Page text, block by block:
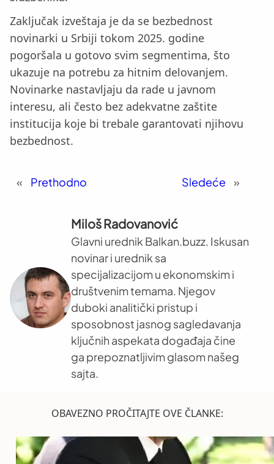
Zaključak izveštaja je da se bezbednost
novinarki u Srbiji tokom 2025. godine
pogoršala u gotovo svim segmentima, što
ukazuje na potrebu za hitnim delovanjem.
Novinarke nastavljaju da rade u javnom
interesu, ali često bez adekvatne zaštite
institucija koje bi trebale garantovati njihovu
bezbednost.
« Prethodno Sledeće »
Miloš Radovanović
Glavni urednik Balkan.buzz. Iskusan
novinar i urednik sa
specijalizacijom u ekonomskim i
društvenim temama. Njegov
duboki analitički pristup i
sposobnost jasnog sagledavanja
ključnih aspekata događaja čine
ga prepoznatljivim glasom našeg
sajta.
OBAVEZNO PROČITAJTE OVE ČLANKE: